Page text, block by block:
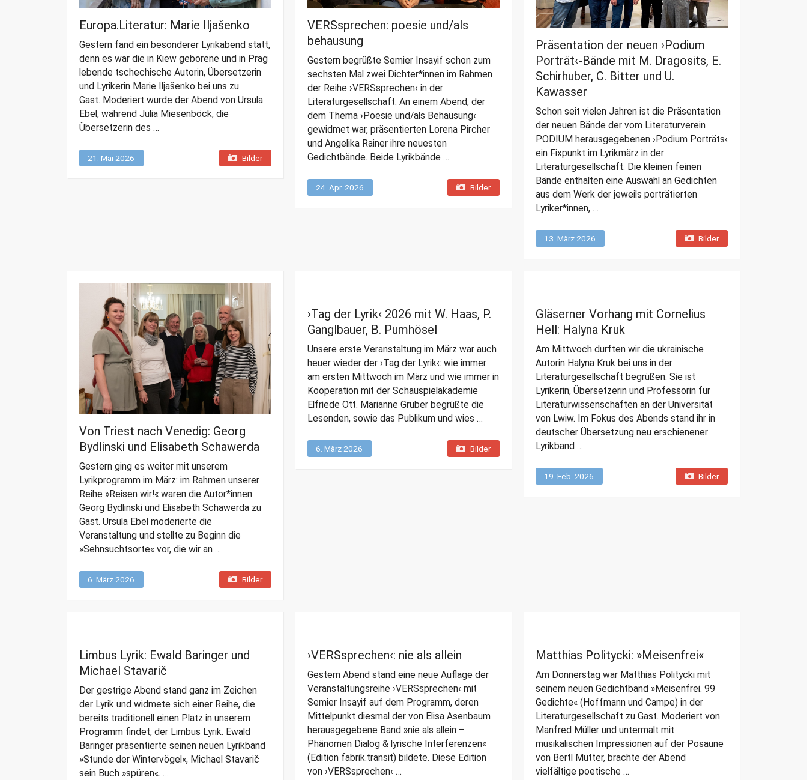
eEuropa.Literatur: Marie Iljašenko
Gestern fand ein besonderer Lyrikabend statt,
denn es war die in Kiew geborene und in Prag
lebende tschechische Autorin, Übersetzerin
und Lyrikerin Marie Iljašenko bei uns zu
Gast. Moderiert wurde der Abend von Ursula
Ebel, während Julia Miesenböck, die
Übersetzerin des …
21. Mai 2026 Bilder
VERSsprechen: poesie und/als
behausung
Gestern begrüßte Semier Insayif schon zum
sechsten Mal zwei Dichter*innen im Rahmen
der Reihe ›VERSsprechen‹ in der
Literaturgesellschaft. An einem Abend, der
dem Thema ›Poesie und/als Behausung‹
gewidmet war, präsentierten Lorena Pircher
und Angelika Rainer ihre neuesten
Gedichtbände. Beide Lyrikbände …
24. Apr. 2026 Bilder
Präsentation der neuen ›Podium
Porträt‹-Bände mit M. Dragosits, E.
Schirhuber, C. Bitter und U.
Kawasser
Schon seit vielen Jahren ist die Präsentation
der neuen Bände der vom Literaturverein
PODIUM herausgegebenen ›Podium Porträts‹
ein Fixpunkt im Lyrikmärz in der
Literaturgesellschaft. Die kleinen feinen
Bände enthalten eine Auswahl an Gedichten
aus dem Werk der jeweils porträtierten
Lyriker*innen, …
13. März 2026 Bilder
Von Triest nach Venedig: Georg
Bydlinski und Elisabeth Schawerda
Gestern ging es weiter mit unserem
Lyrikprogramm im März: im Rahmen unserer
Reihe »Reisen wir!« waren die Autor*innen
Georg Bydlinski und Elisabeth Schawerda zu
Gast. Ursula Ebel moderierte die
Veranstaltung und stellte zu Beginn die
»Sehnsuchtsorte« vor, die wir an …
6. März 2026 Bilder
›Tag der Lyrik‹ 2026 mit W. Haas, P.
Ganglbauer, B. Pumhösel
Unsere erste Veranstaltung im März war auch
heuer wieder der ›Tag der Lyrik‹: wie immer
am ersten Mittwoch im März und wie immer in
Kooperation mit der Schauspielakademie
Elfriede Ott. Marianne Gruber begrüßte die
Lesenden, sowie das Publikum und wies …
6. März 2026 Bilder
Gläserner Vorhang mit Cornelius
Hell: Halyna Kruk
Am Mittwoch durften wir die ukrainische
Autorin Halyna Kruk bei uns in der
Literaturgesellschaft begrüßen. Sie ist
Lyrikerin, Übersetzerin und Professorin für
Literaturwissenschaften an der Universität
von Lwiw. Im Fokus des Abends stand ihr in
deutscher Übersetzung neu erschienener
Lyrikband …
19. Feb. 2026 Bilder
Limbus Lyrik: Ewald Baringer und
Michael Stavarič
Der gestrige Abend stand ganz im Zeichen
der Lyrik und widmete sich einer Reihe, die
bereits traditionell einen Platz in unserem
Programm findet, der Limbus Lyrik. Ewald
Baringer präsentierte seinen neuen Lyrikband
»Stunde der Wintervögel«, Michael Stavarič
sein Buch »spüren«. …
›VERSsprechen‹: nie als allein
Gestern Abend stand eine neue Auflage der
Veranstaltungsreihe ›VERSsprechen‹ mit
Semier Insayif auf dem Programm, deren
Mittelpunkt diesmal der von Elisa Asenbaum
herausgegebene Band »nie als allein –
Phänomen Dialog & lyrische Interferenzen«
(Edition fabrik.transit) bildete. Diese Edition
von ›VERSsprechen‹ …
Matthias Politycki: »Meisenfrei«
Am Donnerstag war Matthias Politycki mit
seinem neuen Gedichtband »Meisenfrei. 99
Gedichte« (Hoffmann und Campe) in der
Literaturgesellschaft zu Gast. Moderiert von
Manfred Müller und untermalt mit
musikalischen Impressionen auf der Posaune
von Bertl Mütter, brachte der Abend
vielfältige poetische …